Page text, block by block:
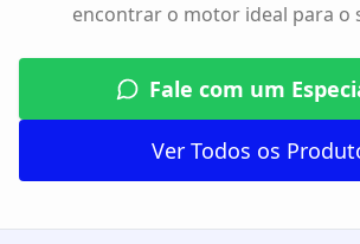
encontrar o motor ideal para o
Fale com um
Ver Todos os